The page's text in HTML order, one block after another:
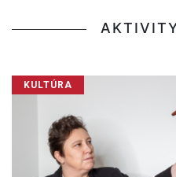
KULTÚRA